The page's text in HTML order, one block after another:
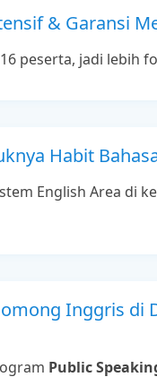
& Garansi
peserta, jadi lebih
Habit
English Area di
Inggris di
Public